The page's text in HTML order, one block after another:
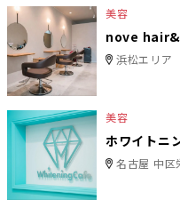
美容
nove
浜松エリア
美容
ホワイトニ
名古屋 中区